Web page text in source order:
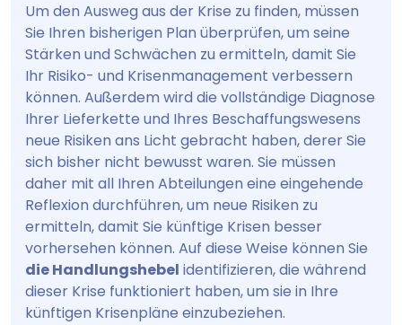
Um den Ausweg aus der Krise zu finden, müssen
Sie Ihren bisherigen Plan überprüfen, um seine
Stärken und Schwächen zu ermitteln, damit Sie
Ihr Risiko- und Krisenmanagement verbessern
können. Außerdem wird die vollständige Diagnose
Ihrer Lieferkette und Ihres Beschaffungswesens
neue Risiken ans Licht gebracht haben, derer Sie
sich bisher nicht bewusst waren. Sie müssen
daher mit all Ihren Abteilungen eine eingehende
Reflexion durchführen, um neue Risiken zu
ermitteln, damit Sie künftige Krisen besser
vorhersehen können. Auf diese Weise können Sie
die Handlungshebel identifizieren, die während
dieser Krise funktioniert haben, um sie in Ihre
künftigen Krisenpläne einzubeziehen.